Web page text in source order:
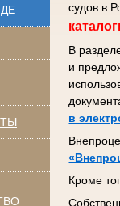
судов в
В
и
в
Кроме